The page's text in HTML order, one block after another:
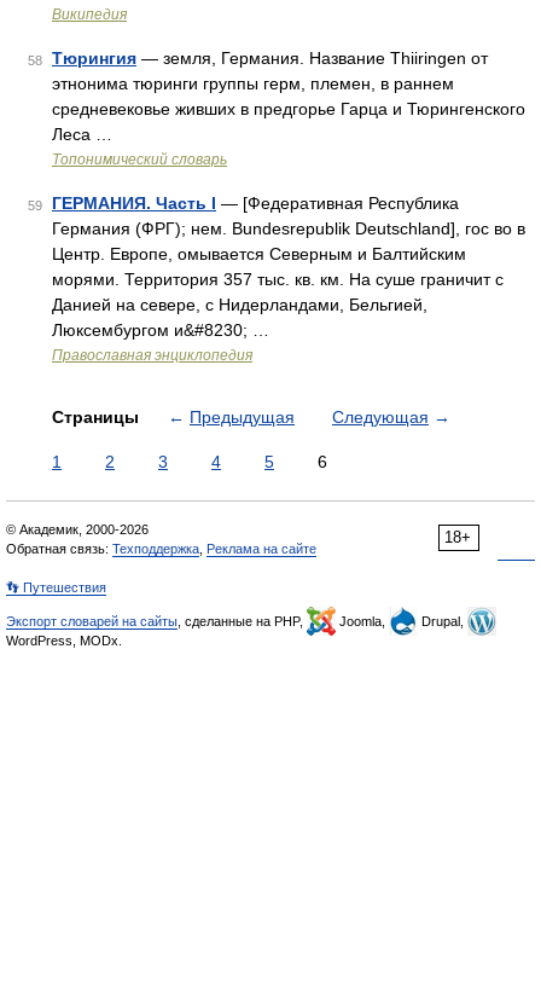
Википедия
58 Тюрингия — земля, Германия. Название Thiiringen от
этнонима тюринги группы герм, племен, в раннем
средневековье живших в предгорье Гарца и Тюрингенского
Леса …
Топонимический словарь
59 ГЕРМАНИЯ. Часть I — [Федеративная Республика
Германия (ФРГ); нем. Bundesrepublik Deutschland], гос во в
Центр. Европе, омывается Северным и Балтийским
морями. Территория 357 тыс. кв. км. На суше граничит с
Данией на севере, с Нидерландами, Бельгией,
Люксембургом и&#8230; …
Православная энциклопедия
Страницы ← Предыдущая Следующая →
1 2 3 4 5 6
18+
© Академик, 2000-2026
Обратная связь: Техподдержка Реклама на сайте
👣 Путешествия
Экспорт словарей на сайты , сделанные на PHP, Joomla,
Drupal,
WordPress, MODx.